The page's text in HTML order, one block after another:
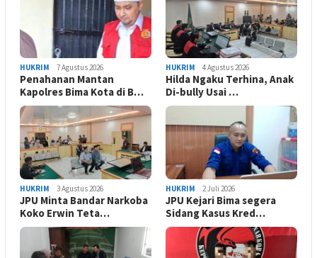
HUKRIM 7 Agustus 2026
Penahanan Mantan
Kapolres Bima Kota di B…
HUKRIM 4 Agustus 2026
Hilda Ngaku Terhina, Anak
Di-bully Usai …
HUKRIM 3 Agustus 2026
JPU Minta Bandar Narkoba
Koko Erwin Teta…
HUKRIM 2 Juli 2026
JPU Kejari Bima segera
Sidang Kasus Kred…